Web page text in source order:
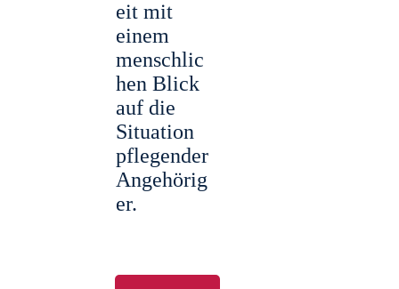
eit mit
einem
menschlic
hen Blick
auf die
Situation
pflegender
Angehörig
er.